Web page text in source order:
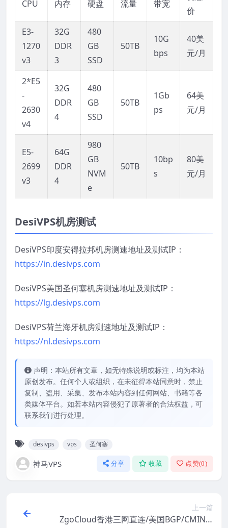
CPU 内存 硬盘 流量 带宽
价
E3-
1270
v3
32G
DDR
3
480
GB
SSD
50TB
10G
bps
40美
元/月
2*E5
-
2630
v4
32G
DDR
4
480
GB
SSD
50TB
1Gb
ps
64美
元/月
E5-
2699
v3
64G
DDR
4
980
GB
NVM
e
50TB
10bp
s
80美
元/月
DesiVPS机房测试
DesiVPS印度安得拉邦机房测速地址及测试IP：
https://in.desivps.com
DesiVPS美国圣何塞机房测速地址及测试IP：
https://lg.desivps.com
DesiVPS荷兰海牙机房测速地址及测试IP：
https://nl.desivps.com
声明：本站所有文章，如无特殊说明或标注，均为本站
原创发布。任何个人或组织，在未征得本站同意时，禁止
复制、盗用、采集、发布本站内容到任何网站、书籍等各
类媒体平台。如若本站内容侵犯了原著者的合法权益，可
联系我们进行处理。
desivps vps 圣何塞
神马VPS 分享 收藏 点赞(0)
上一篇
ZgoCloud香港三网直连/美国BGP/CMIN2/